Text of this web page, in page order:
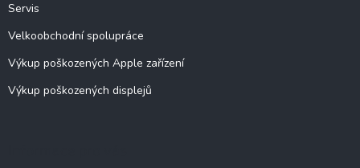
ý
Servis
Velkoobchodní spolupráce
Výkup poškozených Apple zařízení
Výkup poškozených displejů